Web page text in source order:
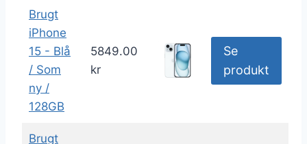
Brugt
iPhone
15 - Blå
/ Som
ny /
128GB
5849.00
kr
Se
produkt
Brugt